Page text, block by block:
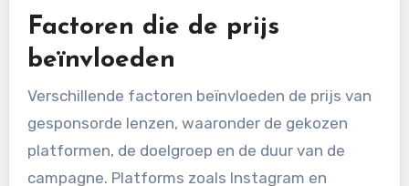
Factoren die de prijs
beïnvloeden
Verschillende factoren beïnvloeden de prijs van
gesponsorde lenzen, waaronder de gekozen
platformen, de doelgroep en de duur van de
campagne. Platforms zoals Instagram en